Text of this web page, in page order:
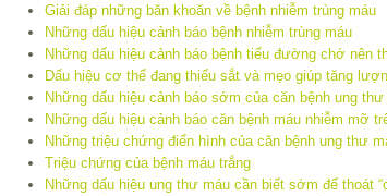
Giải đáp những băn khoăn về bệnh nhiễm trùng máu
Những dấu hiệu cảnh báo bệnh nhiễm trùng máu
Những dấu hiệu cảnh báo bệnh tiểu đường chớ nên
Dấu hiệu cơ thể đang thiếu sắt và mẹo giúp tăng
Những dấu hiệu cảnh báo sớm của căn bệnh ung thư
Những dấu hiệu cảnh báo căn bệnh máu nhiễm mỡ
Những triệu chứng điển hình của căn bệnh ung thư
Triệu chứng của bệnh máu trắng
Những dấu hiệu ung thư máu cần biết sớm để thoát